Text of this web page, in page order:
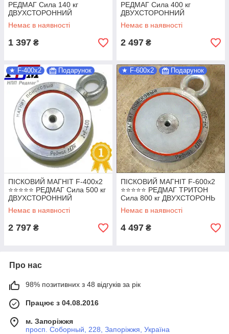
РЕДМАГ Сила 140 кг
ДВУХСТОРОННИЙ
неодимовий + ТРОС у
ПОДАРУНОК!
Немає в наявності
1 397 ₴
РЕДМАГ Сила 400 кг
ДВУХСТОРОННИЙ
неодимовий + ТРОС у
ПОДАРУНОК!
Немає в наявності
2 497 ₴
★ F-400x2 Подарунок
ПІСКОВИЙ МАГНІТ F-400х2
⭐⭐⭐⭐⭐ РЕДМАГ Сила 500 кг
ДВУХСТОРОННИЙ
неодимовий + ТРОС у
ПОДАРУНОК!
Немає в наявності
2 797 ₴
★ F-600x2 Подарунок
ПІСКОВИЙ МАГНІТ F-600х2
⭐⭐⭐⭐⭐ РЕДМАГ ТРИТОН
Сила 800 кг ДВУХСТОРОНЬ
неодимовий + ТРОС у
ПОДАРУНОК!
Немає в наявності
4 497 ₴
Про нас
98% позитивних з 48 відгуків за рік
Працює з 04.08.2016
м. Запоріжжя
просп. Соборный, 228, Запоріжжя, Україна